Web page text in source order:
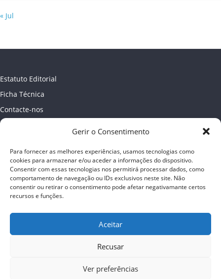
Gerir o Consentimento
Para fornecer as melhores experiências, usamos tecnologias como
cookies para armazenar e/ou aceder a informações do dispositivo.
Consentir com essas tecnologias nos permitirá processar dados, como
comportamento de navegação ou IDs exclusivos neste site. Não
consentir ou retirar o consentimento pode afetar negativamante certos
recursos e funções.
Aceitar
Recusar
Ver preferências
« Jul
Estatuto Editorial
Ficha Técnica
Contacte-nos
Newsletter
Publicidade
Almada online. Todos os direitos reservados